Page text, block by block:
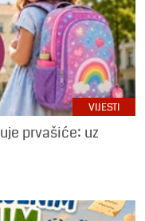
VIJESTI
prvašiće: uz